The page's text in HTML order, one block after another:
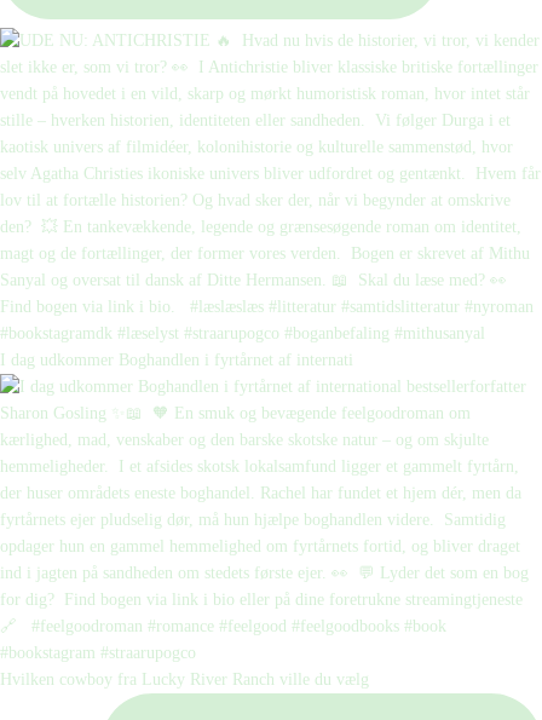
I dag udkommer Boghandlen i fyrtårnet af internati
Hvilken cowboy fra Lucky River Ranch ville du vælg